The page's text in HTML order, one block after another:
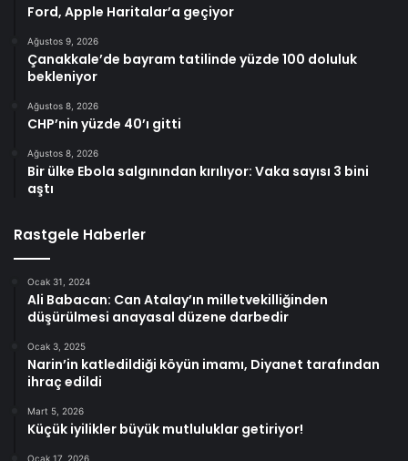
Ford, Apple Haritalar’a geçiyor
Ağustos 9, 2026
Çanakkale’de bayram tatilinde yüzde 100 doluluk
bekleniyor
Ağustos 8, 2026
CHP’nin yüzde 40’ı gitti
Ağustos 8, 2026
Bir ülke Ebola salgınından kırılıyor: Vaka sayısı 3 bini
aştı
Rastgele Haberler
Ocak 31, 2024
Ali Babacan: Can Atalay’ın milletvekilliğinden
düşürülmesi anayasal düzene darbedir
Ocak 3, 2025
Narin’in katledildiği köyün imamı, Diyanet tarafından
ihraç edildi
Mart 5, 2026
Küçük iyilikler büyük mutluluklar getiriyor!
Ocak 17, 2026